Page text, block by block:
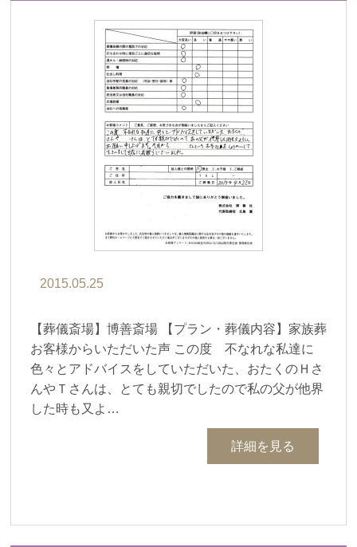
2015.05.25
【葬儀斎場】博善斎場 【プラン・葬儀内容】家族葬
お客様からいただいた声 この度 不なれな私達に
色々とアドバイスをしていただいた、おたくのＨさ
んやＴさんは、とても親切でしたので私の父が他界
した時も又よ…
詳細を見る